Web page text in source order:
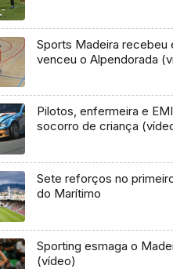
Sports Madeira recebeu
venceu o Alpendorada
Pilotos, enfermeira e
socorro de criança
Sete reforços no
do Marítimo
Sporting esmaga o
(vídeo)